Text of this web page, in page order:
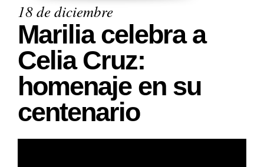
18 de diciembre
Marilia celebra a
Celia Cruz:
homenaje en su
centenario